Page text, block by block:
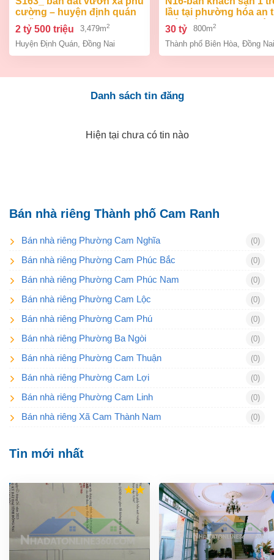
cường – huyện định quán
– đồng na
2 tỷ 500 triệu 3,479m2
Huyện Định Quán Đồng Nai
lầu tại phường hóa an
biên hòa dt 800m2 giá
30 tỷ 800m2
Thành phố Biên Hòa Đồng Nai
Danh sách tin đăng
Hiện tại chưa có tin nào
Bán nhà riêng Thành phố Cam Ranh
Bán nhà riêng Phường Cam Nghĩa (0)
Bán nhà riêng Phường Cam Phúc Bắc (0)
Bán nhà riêng Phường Cam Phúc Nam (0)
Bán nhà riêng Phường Cam Lộc (0)
Bán nhà riêng Phường Cam Phú (0)
Bán nhà riêng Phường Ba Ngòi (0)
Bán nhà riêng Phường Cam Thuận (0)
Bán nhà riêng Phường Cam Lợi (0)
Bán nhà riêng Phường Cam Linh (0)
Bán nhà riêng Xã Cam Thành Nam (0)
Tin mới nhất